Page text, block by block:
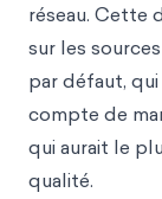
réseau. Cette
sur les
par défaut,
compte de
qui aurait le
qualité.